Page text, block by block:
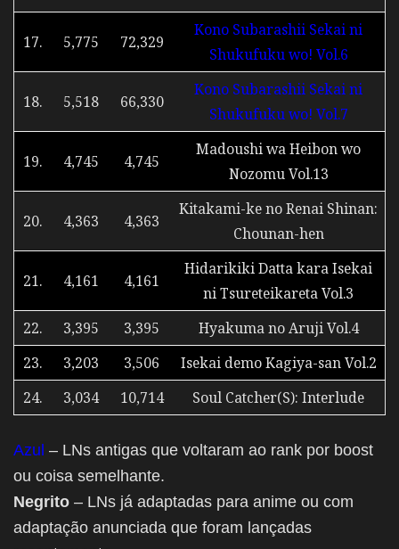
17. 5,775 72,329
Kono Subarashii Sekai ni
Shukufuku wo! Vol.6
18. 5,518 66,330
Kono Subarashii Sekai ni
Shukufuku wo! Vol.7
19. 4,745 4,745
Madoushi wa Heibon wo
Nozomu Vol.13
20. 4,363 4,363
Kitakami-ke no Renai Shinan:
Chounan-hen
21. 4,161 4,161
Hidarikiki Datta kara Isekai
ni Tsureteikareta Vol.3
22.
3,395 3,395
Hyakuma no Aruji Vol.4
23.
3,203 3,506
Isekai demo Kagiya-san Vol.2
24.
3,034 10,714 Soul Catcher(S): Interlude
Azul – LNs antigas que voltaram ao rank por boost
ou coisa semelhante.
Negrito – LNs já adaptadas para anime ou com
adaptação anunciada que foram lançadas